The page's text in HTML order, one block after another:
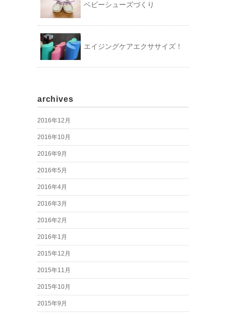
ベビーシューズづくり
エイジングケアエクササイズ！
archives
2016年12月
2016年10月
2016年9月
2016年5月
2016年4月
2016年3月
2016年2月
2016年1月
2015年12月
2015年11月
2015年10月
2015年9月